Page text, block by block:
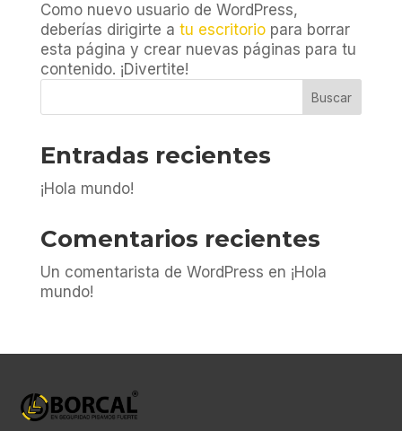
Como nuevo usuario de WordPress,
deberías dirigirte a tu escritoriopara borrar
esta página y crear nuevas páginas para tu
contenido. ¡Divertite!
Buscar
Entradas recientes
¡Hola mundo!
Comentarios recientes
Un comentarista de WordPress en ¡Hola
mundo!